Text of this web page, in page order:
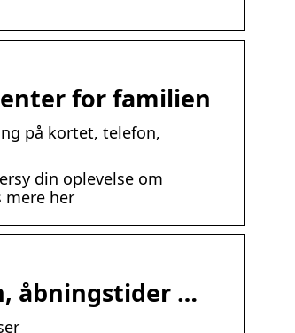
for familien
på kortet, telefon,
din oplevelse om
mere her
åbningstider …